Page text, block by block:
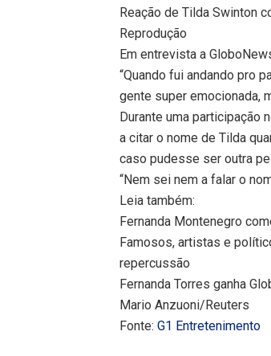
Reação de Tilda Swinton
Reprodução
Em entrevista a
“Quando fui andando pro
gente super emocionada,
Durante uma participação
a citar o nome de Tilda
caso pudesse ser outra
“Nem sei nem a falar o
Leia também:
Fernanda Montenegro
Famosos, artistas e
repercussão
Fernanda Torres ganha
Mario Anzuoni/Reuters
Fonte:G1 Entretenimento